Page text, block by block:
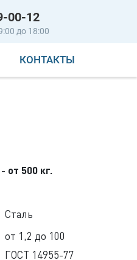
00-12
до 18:00
КОНТАКТЫ
от 500 кг.
Сталь
от 1,2 до 100
ГОСТ 14955-77